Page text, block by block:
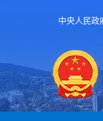
中央人民政